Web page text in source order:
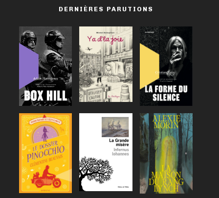
DERNIÈRES PARUTIONS